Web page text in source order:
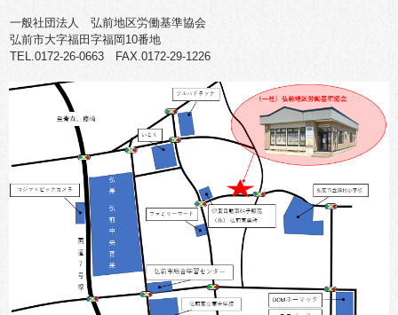
一般社団法人 弘前地区労働基準協会
弘前市大字福田字福岡10番地
TEL.0172-26-0663 FAX.0172-29-1226